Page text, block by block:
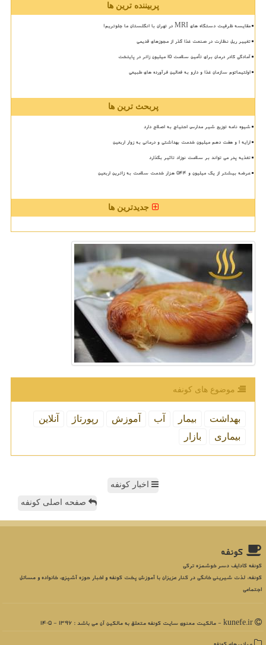
پربیننده ترین ها
مقایسه ظرفیت دستگاه های MRI در تهران با انگلستان ما جلوتریم!
تغییر ریل نظارت در صنعت غذا گذر از مجوزهای قدیمی
آمادگی کادر درمان برای تأمین سلامت 15 میلیون زائر در پایتخت
اولتیماتوم سازمان غذا و دارو به فعالین فرآورده های طبیعی
پربحث ترین ها
شیوه نامه توزیع شیر مدارس احتیاج به اصلاح دارد
ارایه ۱ و هفت دهم میلیون خدمت بهداشتی و درمانی به زوار اربعین
تغذیه پدر می تواند بر سلامت نوزاد تاثیر بگذارد
عرضه بیشتر از یک میلیون و ۵۴۴ هزار خدمت سلامت به زائرین اربعین
جدیدترین ها
موضوع های كونفه
بهداشت بیمار آب آموزش رپورتاژ
آنلاین
بیماری
بازار
اخبار کونفه
صفحه اصلی کونفه
كونفه
کونفه کادایف دسر خوشمزه ترکی
کونفه، لذت شیرینی خانگی در کنار عزیزان با آموزش پخت کونفه و اخبار حوزه آشپزی، خانواده و مسائل
اجتماعی